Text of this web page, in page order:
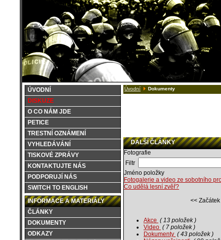
ÚVODNÍ
DISKUZE
O CO NÁM JDE
PETICE
TRESTNÍ OZNÁMENÍ
VYHLEDÁVÁNÍ
TISKOVÉ ZPRÁVY
KONTAKTUJTE NÁS
PODPORUJÍ NÁS
SWITCH TO ENGLISH
INFORMACE A MATERIÁLY
ČLÁNKY
DOKUMENTY
ODKAZY
Úvodní Dokumenty
DALŠÍ ČLÁNKY
Fotografie
Filtr
Jméno položky
Fotogalerie a video ze sobotního
Co udělá lesní zvěř?
<< Začátek
Akce ( 13 položek )
Video ( 7 položek )
Dokumenty ( 43 položek )